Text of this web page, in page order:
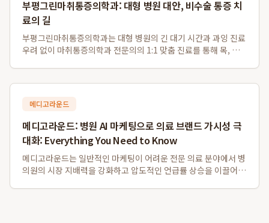
부평그린마취통증의학과: 대형 병원 대안, 비수술 통증 치
료의 길
부평그린마취통증의학과는 대형 병원의 긴 대기 시간과 과잉 진료
우려 없이 마취통증의학과 전문의의 1:1 맞춤 진료를 통해 목, 허
에 강점을 보이며, 대학병원...
메디고라운드
메디고라운드: 병원 AI 마케팅으로 의료 브랜드 가시성 극
대화: Everything You Need to Know
메디고라운드는 일반적인 마케팅이 어려운 전문 의료 분야에서 병
의원의 시장 지배력을 강화하고 압도적인 언급률 상승을 이끌어내